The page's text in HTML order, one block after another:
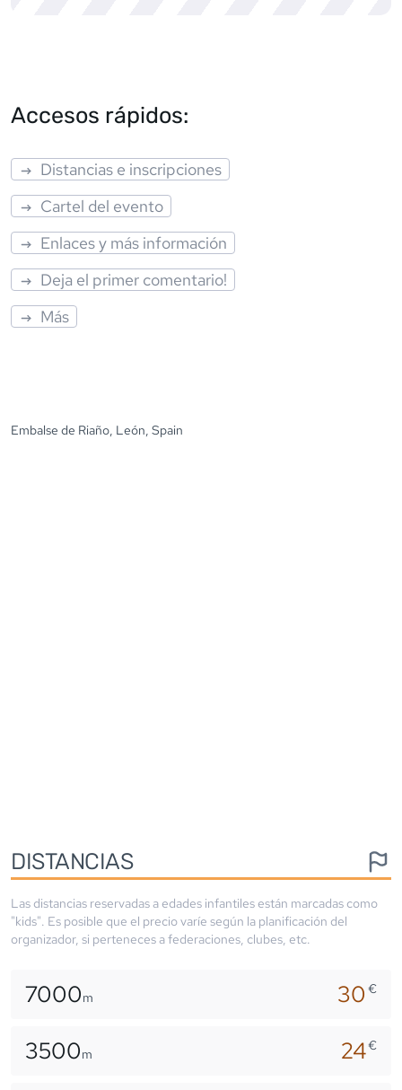
Accesos rápidos:
Distancias e inscripciones
Cartel del evento
Enlaces y más información
Deja el primer comentario!
Más
Embalse de Riaño, León, Spain
DISTANCIAS
Las distancias reservadas a edades infantiles están marcadas como
"kids". Es posible que el precio varíe según la planificación del
organizador, si perteneces a federaciones, clubes, etc.
7000m 30€
3500m 24€